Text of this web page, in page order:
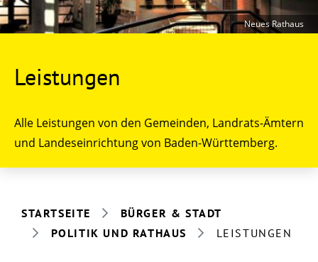
Leistungen
Alle Leistungen von den Gemeinden, Landrats-Ämtern
und Landeseinrichtung von Baden-Württemberg.
Neues Rathaus
STARTSEITE
BÜRGER & STADT
POLITIK UND RATHAUS
LEISTUNGEN